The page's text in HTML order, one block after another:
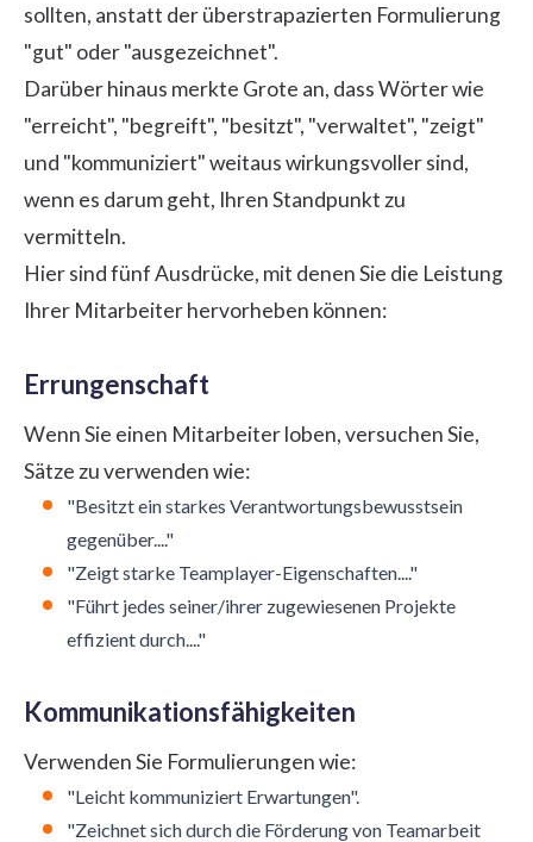
sollten, anstatt der überstrapazierten Formulierung
"gut" oder "ausgezeichnet".
Darüber hinaus merkte Grote an, dass Wörter wie
"erreicht", "begreift", "besitzt", "verwaltet", "zeigt"
und "kommuniziert" weitaus wirkungsvoller sind,
wenn es darum geht, Ihren Standpunkt zu
vermitteln.
Hier sind fünf Ausdrücke, mit denen Sie die Leistung
Ihrer Mitarbeiter hervorheben können:
Errungenschaft
Wenn Sie einen Mitarbeiter loben, versuchen Sie,
Sätze zu verwenden wie:
"Besitzt ein starkes Verantwortungsbewusstsein
gegenüber...."
"Zeigt starke Teamplayer-Eigenschaften...."
"Führt jedes seiner/ihrer zugewiesenen Projekte
effizient durch...."
Kommunikationsfähigkeiten
Verwenden Sie Formulierungen wie:
"Leicht kommuniziert Erwartungen".
"Zeichnet sich durch die Förderung von Teamarbeit